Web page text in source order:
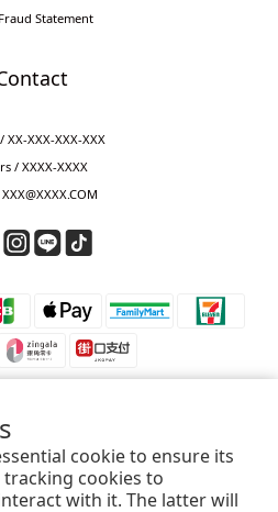
cookie to ensure its
cookies to
with it. The latter will
Statement
XX-XXX-XXX-XXX
/ XXXX-XXXX
防詐騙提醒 ⚠️
或提供驗證碼，皆為詐騙，請立即掛斷。